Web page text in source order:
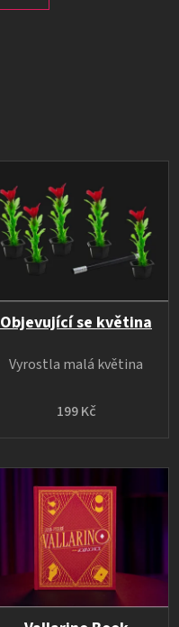
Objevující se květina
199 Kč
Vyrostla malá květina